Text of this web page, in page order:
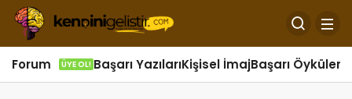
Forum ÜYE OL! Başarı YazılarıKişisel İmajBaşarı Öyküleri